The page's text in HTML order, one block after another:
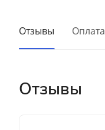
Отзывы Оплата
Отзывы